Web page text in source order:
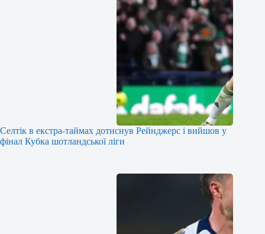
Селтік в екстра-таймах дотиснув Рейнджерс і вийшов у
фінал Кубка шотландської ліги